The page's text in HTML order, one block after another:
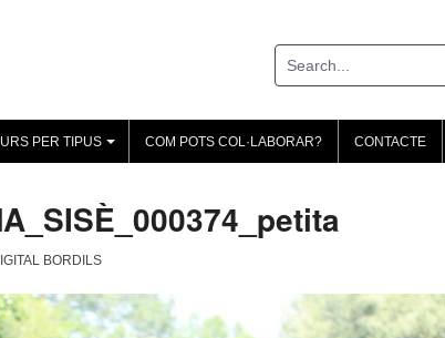
+
PER TIPUS COM POTS COL·LABORAR? CONTACTE
BORDILS